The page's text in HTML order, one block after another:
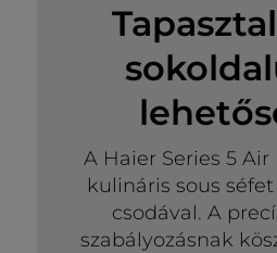
A Haier Series 5
kulináris sous séfet
csodával. A
szabályozásnak